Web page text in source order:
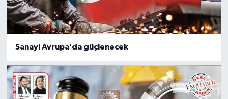
Sanayi Avrupa’da güçlenecek